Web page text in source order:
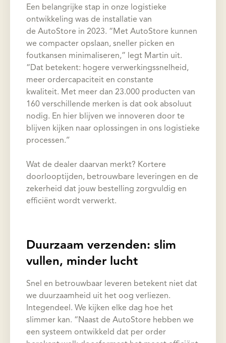
Een belangrijke stap in onze logistieke
ontwikkeling was de installatie van
de AutoStore in 2023. “Met AutoStore kunnen
we compacter opslaan, sneller picken en
foutkansen minimaliseren,” legt Martin uit.
“Dat betekent: hogere verwerkingssnelheid,
meer ordercapaciteit en constante
kwaliteit. Met meer dan 23.000 producten van
160 verschillende merken is dat ook absoluut
nodig. En hier blijven we innoveren door te
blijven kijken naar oplossingen in ons logistieke
processen.’’
Wat de dealer daarvan merkt? Kortere
doorlooptijden, betrouwbare leveringen en de
zekerheid dat jouw bestelling zorgvuldig en
efficiënt wordt verwerkt.
Duurzaam verzenden: slim
vullen, minder lucht
Snel en betrouwbaar leveren betekent niet dat
we duurzaamheid uit het oog verliezen.
Integendeel. We kijken elke dag hoe het
slimmer kan. “Naast de AutoStore hebben we
een systeem ontwikkeld dat per order